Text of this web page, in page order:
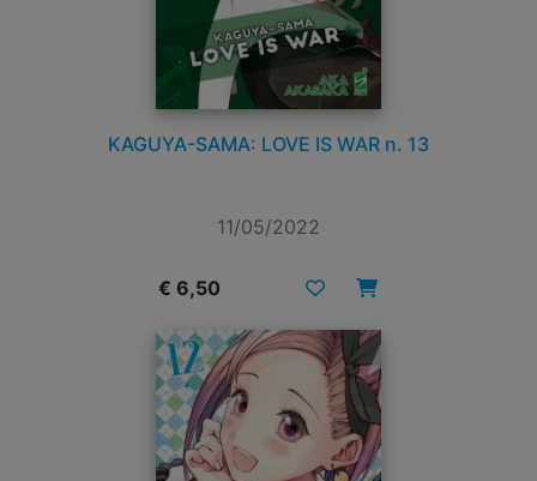
KAGUYA-SAMA: LOVE IS WAR n. 13
11/05/2022
€ 6,50